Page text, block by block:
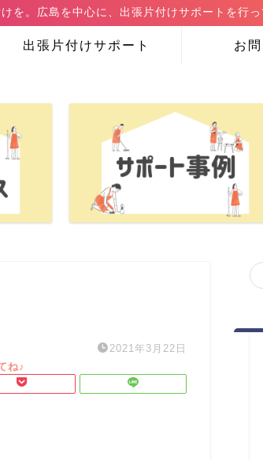
を。広島を中心に、出張片付けサポートを行っ
出張片付けサポート お
2021年3月22日